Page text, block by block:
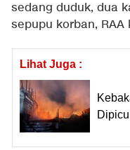
sedang duduk, dua
sepupu korban,
Lihat Juga :